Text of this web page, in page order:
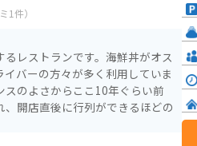
1件）
レストランです。海鮮丼がオス
バーの方々が多く利用していま
スのよさからここ10年ぐらい前
開店直後に行列ができるほどの